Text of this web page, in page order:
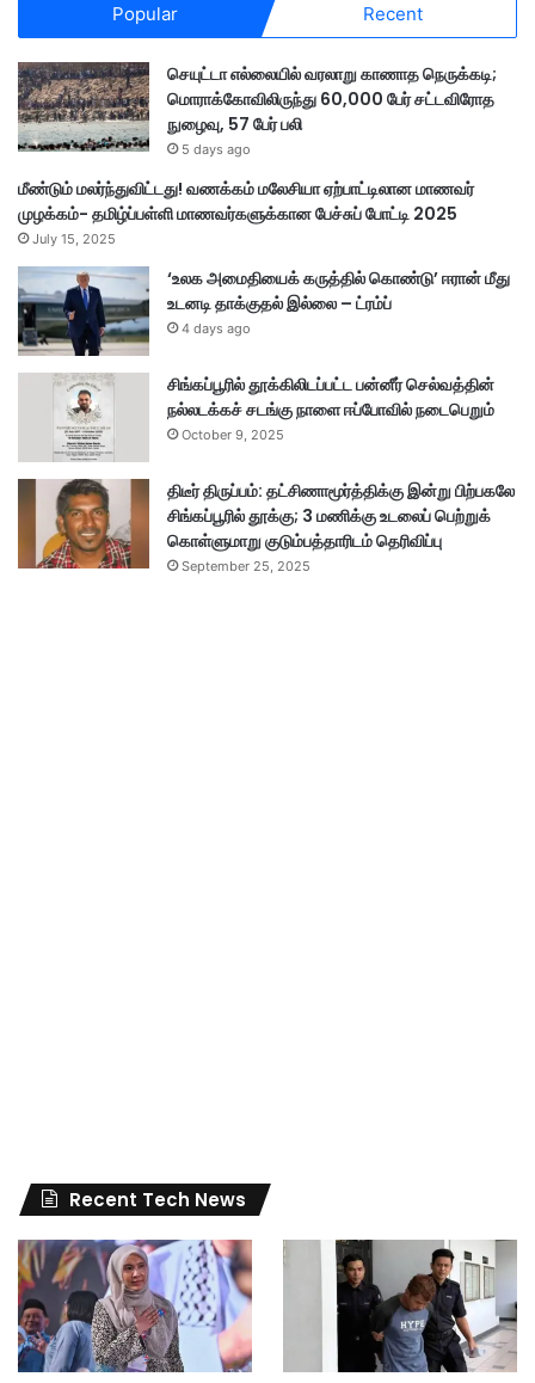
Popular Recent
செயுட்டா எல்லையில் வரலாறு காணாத நெருக்கடி;
மொராக்கோவிலிருந்து 60,000 பேர் சட்டவிரோத
நுழைவு, 57 பேர் பலி
5 days ago
மீண்டும் மலர்ந்துவிட்டது! வணக்கம் மலேசியா ஏற்பாட்டிலான மாணவர்
முழக்கம்- தமிழ்ப்பள்ளி மாணவர்களுக்கான பேச்சுப் போட்டி 2025
July 15, 2025
‘உலக அமைதியைக் கருத்தில் கொண்டு’ ஈரான் மீது
உடனடி தாக்குதல் இல்லை – ட்ரம்ப்
4 days ago
சிங்கப்பூரில் தூக்கிலிடப்பட்ட பன்னீர் செல்வத்தின்
நல்லடக்கச் சடங்கு நாளை ஈப்போவில் நடைபெறும்
October 9, 2025
திடீர் திருப்பம்: தட்சிணாமூர்த்திக்கு இன்று பிற்பகலே
சிங்கப்பூரில் தூக்கு; 3 மணிக்கு உடலைப் பெற்றுக்
கொள்ளுமாறு குடும்பத்தாரிடம் தெரிவிப்பு
September 25, 2025
Recent Tech News